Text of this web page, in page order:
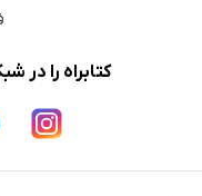
کتابراه را در